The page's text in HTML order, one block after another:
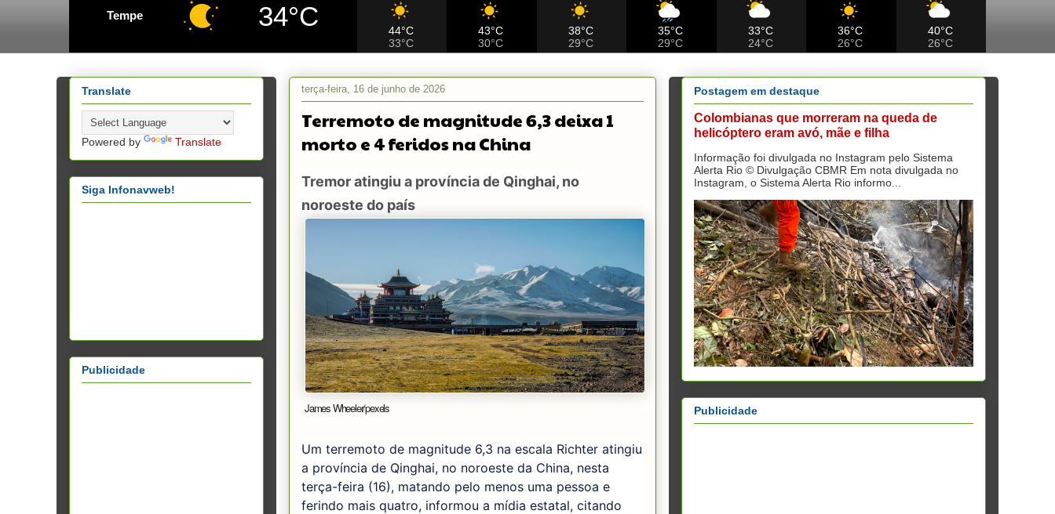
Tempe 34°C
44°C
33°C
43°C
30°C
38°C
29°C
35°C
29°C
33°C
24°C
36°C
26°C
40°C
26°C
terça-feira, 16 de junho de 2026
Terremoto de magnitude 6,3 deixa 1
morto e 4 feridos na China
Tremor atingiu a província de Qinghai, no
noroeste do país
James Wheeler/pexels
Um terremoto de magnitude 6,3 na escala Richter atingiu
a província de Qinghai, no noroeste da China, nesta
terça-feira (16), matando pelo menos uma pessoa e
ferindo mais quatro, informou a mídia estatal, citando
Translate
Powered by Translate
Siga Infonavweb!
Publicidade
Postagem em destaque
Colombianas que morreram na queda de
helicóptero eram avó, mãe e filha
Informação foi divulgada no Instagram pelo Sistema
Alerta Rio © Divulgação CBMR Em nota divulgada no
Instagram, o Sistema Alerta Rio informo...
Publicidade